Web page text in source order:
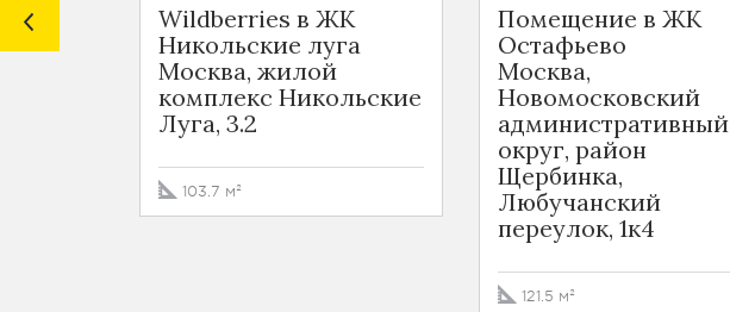
Wildberries в ЖК
Никольские луга
Москва, жилой
комплекс Никольские
Луга, 3.2
103.7 м²
Помещение в ЖК
Остафьево
Москва,
Новомосковский
административный
округ, район
Щербинка,
Любучанский
переулок, 1к4
121.5 м²